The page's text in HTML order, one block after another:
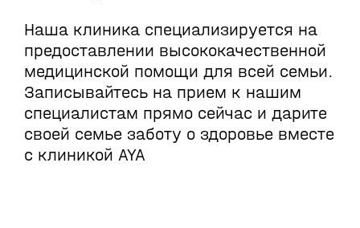
Наша клиника специализируется на
предоставлении высококачественной
медицинской помощи для всей семьи.
Записывайтесь на прием к нашим
специалистам прямо сейчас и дарите
своей семье заботу о здоровье вместе
с клиникой AYA